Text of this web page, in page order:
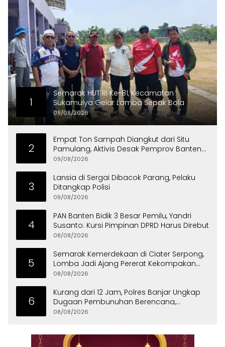
1
Semarak HUT RI Ke-81, Kecamatan
Sukamulya Gelar Lomba Sepak Bola
09/08/2026
2
Empat Ton Sampah Diangkut dari Situ
Pamulang, Aktivis Desak Pemprov Banten
Peduli Lingkungan
09/08/2026
3
Lansia di Sergai Dibacok Parang, Pelaku
Ditangkap Polisi
09/08/2026
4
PAN Banten Bidik 3 Besar Pemilu, Yandri
Susanto: Kursi Pimpinan DPRD Harus Direbut
08/08/2026
5
Semarak Kemerdekaan di Ciater Serpong,
Lomba Jadi Ajang Pererat Kekompakan
Warga
08/08/2026
6
Kurang dari 12 Jam, Polres Banjar Ungkap
Dugaan Pembunuhan Berencana,
Tersangka Diciduk di Bandung
08/08/2026